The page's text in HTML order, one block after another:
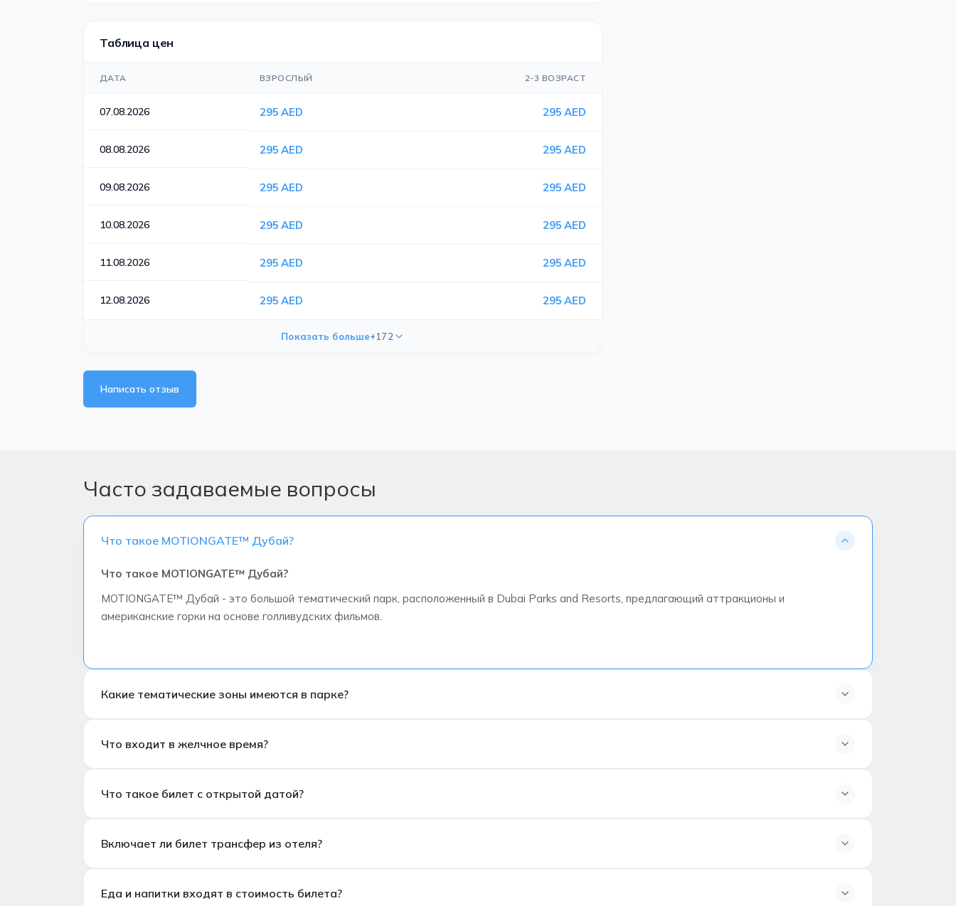
Таблица цен
ДАТА ВЗРОСЛЫЙ 2-3 ВОЗРАСТ
07.08.2026 295 AED 295 AED
08.08.2026 295 AED 295 AED
09.08.2026 295 AED 295 AED
10.08.2026 295 AED 295 AED
11.08.2026 295 AED 295 AED
12.08.2026 295 AED 295 AED
Показать больше+172
Написать отзыв
Часто задаваемые вопросы
Что такое MOTIONGATE™ Дубай?
Что такое MOTIONGATE™ Дубай?
MOTIONGATE™ Дубай - это большой тематический парк, расположенный в Dubai Parks and Resorts, предлагающий аттракционы и
американские горки на основе голливудских фильмов.
Какие тематические зоны имеются в парке?
Парк состоит из тематических зон, принадлежащих различным киностудиям, таким как DreamWorks, Lionsgate, Columbia Pictures и Smurfs
Что входит в желчное время?
С общим входным билетом вы получаете неограниченный доступ ко всем стандартным аттракционам и тематическим зонам парка в течение
Что такое билет с открытой датой?
Билет с открытой датой — это гибкий тип билета, который можно использовать в любой день в течение указанного периода (обычно не менее
Включает ли билет трансфер из отеля?
Еда и напитки входят в стоимость билета?